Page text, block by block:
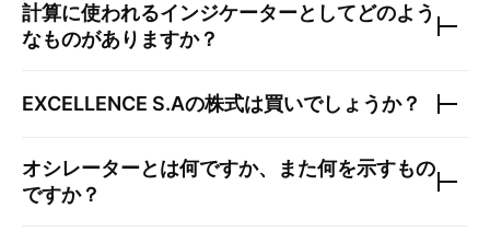
計算に使われるインジケーターとしてどのよう
なものがありますか？
EXCELLENCE S.Aの株式は買いでしょうか？
オシレーターとは何ですか、また何を示すもの
ですか？